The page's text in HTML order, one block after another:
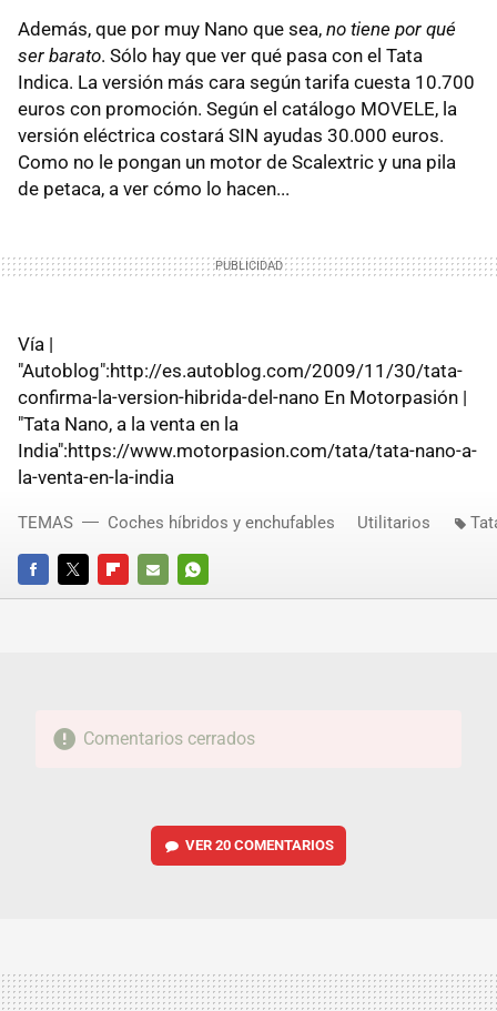
Además, que por muy Nano que sea, no tiene por qué
ser barato. Sólo hay que ver qué pasa con el Tata
Indica. La versión más cara según tarifa cuesta 10.700
euros con promoción. Según el catálogo MOVELE, la
versión eléctrica costará SIN ayudas 30.000 euros.
Como no le pongan un motor de Scalextric y una pila
de petaca, a ver cómo lo hacen...
Vía |
"Autoblog":http://es.autoblog.com/2009/11/30/tata-
confirma-la-version-hibrida-del-nano En Motorpasión |
"Tata Nano, a la venta en la
India":https://www.motorpasion.com/tata/tata-nano-a-
la-venta-en-la-india
FACEBOOKTWITTERFLIPBOARD
E-
WHATSAPP
TEMAS Coches híbridos y enchufables Utilitarios
Comentarios cerrados
VER 20 COMENTARIOS